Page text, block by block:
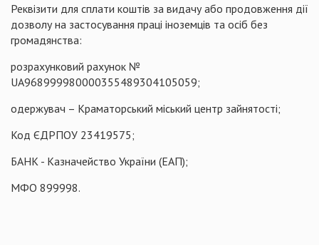
Реквізити для сплати коштів за видачу або продовження дії
дозволу на застосування праці іноземців та осіб без
громадянства:
розрахунковий рахунок №
UA968999980000355489304105059;
одержувач – Краматорський міський центр зайнятості;
Код ЄДРПОУ 23419575;
БАНК - Казначейство України (ЕАП);
МФО 899998.